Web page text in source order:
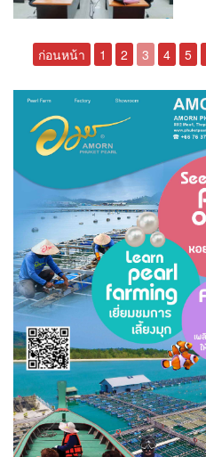
ก่อนหน้า 1 2 3 4 5